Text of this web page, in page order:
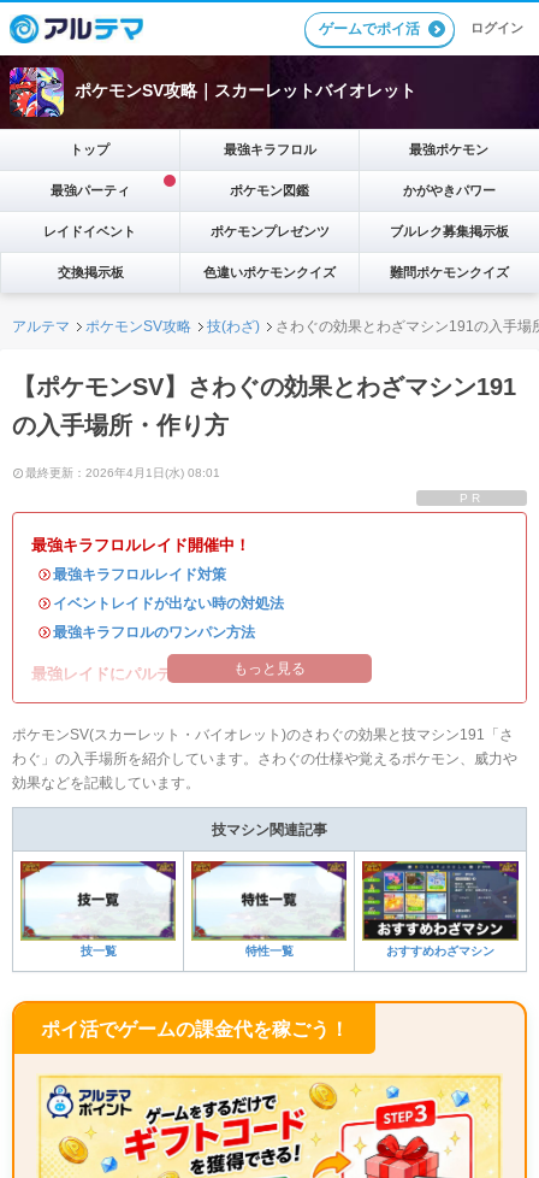
ゲームでポイ活 ログイン
ポケモンSV攻略｜スカーレットバイオレット
トップ 最強キラフロル 最強ポケモン
最強パーティ ポケモン図鑑 かがやきパワー
レイドイベント ポケモンプレゼンツ ブルレク募集掲示板
交換掲示板 色違いポケモンクイズ 難問ポケモンクイズ
アルテマ ポケモンSV攻略 技(わざ) さわぐの効果とわざマシン191の入手場
【ポケモンSV】さわぐの効果とわざマシン191
の入手場所・作り方
最終更新：2026年4月1日(水) 08:01
PR
最強キラフロルレイド開催中！
・最強キラフロルレイド対策
・ イベントレイドが出ない時の対処法
・最強キラフロルのワンパン方法
最強レイドにパルデアの強力なポケモンが登場！
もっと見る
ポケモンSV(スカーレット・バイオレット)のさわぐの効果と技マシン191「さ
わぐ」の入手場所を紹介しています。さわぐの仕様や覚えるポケモン、威力や
効果などを記載しています。
技マシン関連記事
技一覧 特性一覧 おすすめわざマシン
ポイ活でゲームの課金代を稼ごう！